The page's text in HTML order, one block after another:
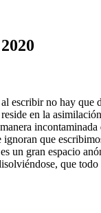
escribir no hay que
en la
que
un gran espacio
que